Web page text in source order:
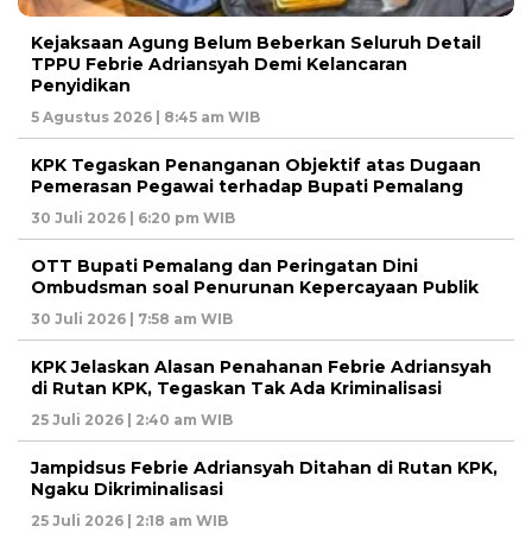
Kejaksaan Agung Belum Beberkan Seluruh Detail
TPPU Febrie Adriansyah Demi Kelancaran
Penyidikan
5 Agustus 2026 | 8:45 am WIB
KPK Tegaskan Penanganan Objektif atas Dugaan
Pemerasan Pegawai terhadap Bupati Pemalang
30 Juli 2026 | 6:20 pm WIB
OTT Bupati Pemalang dan Peringatan Dini
Ombudsman soal Penurunan Kepercayaan Publik
30 Juli 2026 | 7:58 am WIB
KPK Jelaskan Alasan Penahanan Febrie Adriansyah
di Rutan KPK, Tegaskan Tak Ada Kriminalisasi
25 Juli 2026 | 2:40 am WIB
Jampidsus Febrie Adriansyah Ditahan di Rutan KPK,
Ngaku Dikriminalisasi
25 Juli 2026 | 2:18 am WIB